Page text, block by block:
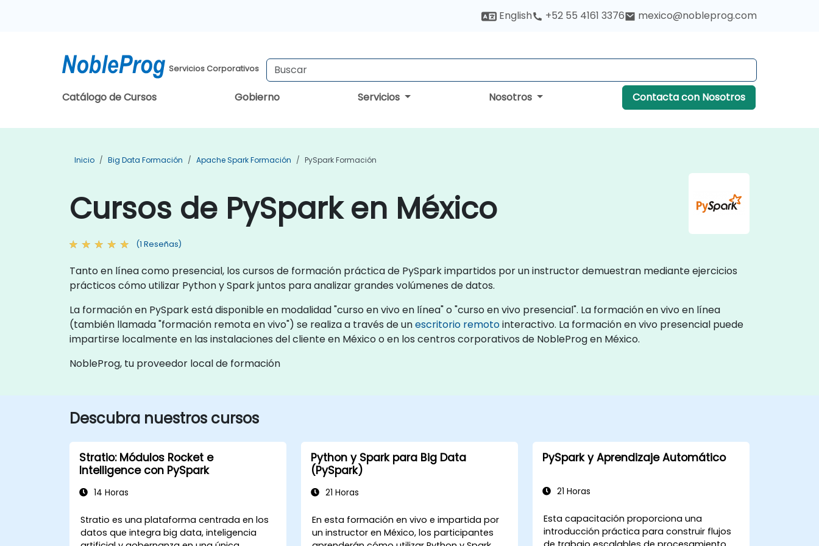
English +52 55 4161 3376 mexico@nobleprog.com
Servicios Corporativos
Catálogo de Cursos Gobierno Servicios Nosotros Contacta con Nosotros
Inicio Big Data Formación Apache Spark Formación PySpark Formación
Cursos de PySpark en México
(1 Reseñas)
Tanto en línea como presencial, los cursos de formación práctica de PySpark impartidos por un instructor demuestran mediante ejercicios
prácticos cómo utilizar Python y Spark juntos para analizar grandes volúmenes de datos.
La formación en PySpark está disponible en modalidad "curso en vivo en línea" o "curso en vivo presencial". La formación en vivo en línea
(también llamada "formación remota en vivo") se realiza a través de unescritorio remotointeractivo. La formación en vivo presencial puede
impartirse localmente en las instalaciones del cliente en México o en los centros corporativos de NobleProg en México.
NobleProg, tu proveedor local de formación
Descubra nuestros cursos
Stratio: Módulos Rocket e
Intelligence con PySpark
14 Horas
Stratio es una plataforma centrada en los
datos que integra big data, inteligencia
Python y Spark para Big Data
(PySpark)
21 Horas
En esta formación en vivo e impartida por
un instructor en México, los participantes
PySpark y Aprendizaje Automático
21 Horas
Esta capacitación proporciona una
introducción práctica para construir flujos